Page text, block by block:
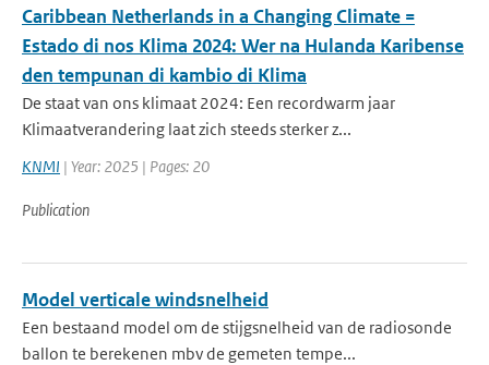
Caribbean Netherlands in a Changing Climate =
Estado di nos Klima 2024: Wer na Hulanda Karibense
den tempunan di kambio di Klima
De staat van ons klimaat 2024: Een recordwarm jaar
Klimaatverandering laat zich steeds sterker z...
KNMI | Year: 2025 | Pages: 20
Publication
Model verticale windsnelheid
Een bestaand model om de stijgsnelheid van de radiosonde
ballon te berekenen mbv de gemeten tempe...